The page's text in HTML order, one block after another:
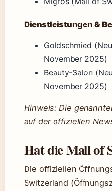
Dienstleistungen &
Goldschmied
November 2025)
Beauty-Salon
November 2025)
Hinweis: Die
auf der offiziellen
Hat die Mall of
Die offiziellen
Switzerland